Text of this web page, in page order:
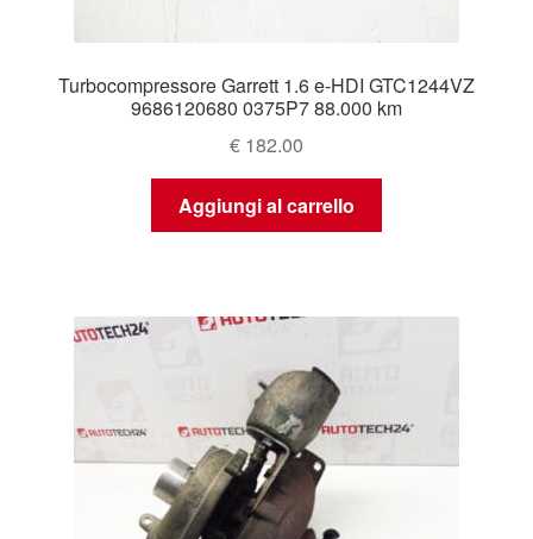
Turbocompressore Garrett 1.6 e-HDI GTC1244VZ
9686120680 0375P7 88.000 km
€ 182.00
Aggiungi al carrello